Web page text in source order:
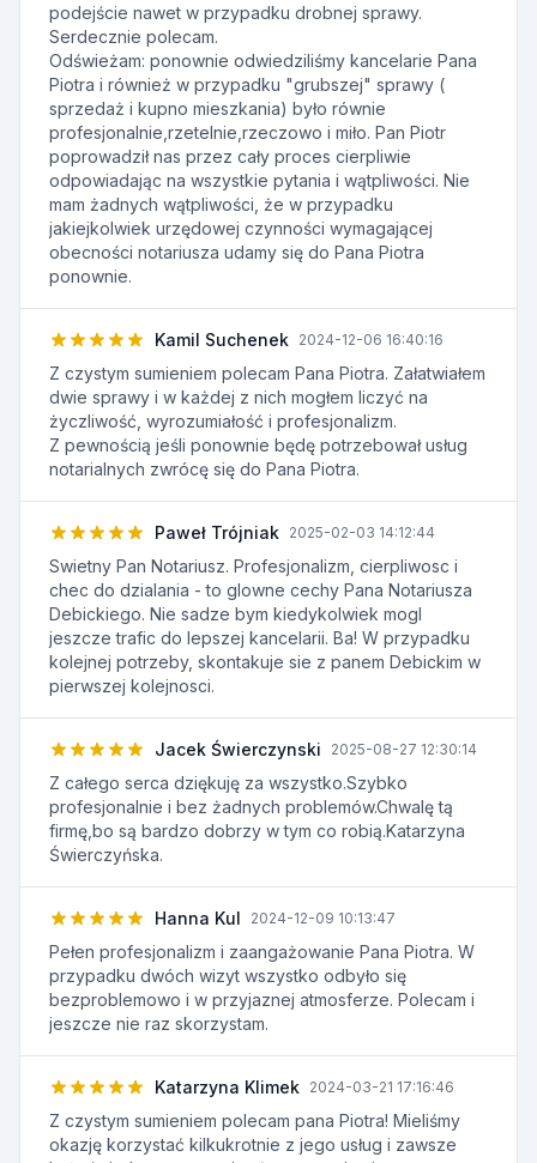
podejście nawet w przypadku drobnej sprawy.
Serdecznie polecam.
Odświeżam: ponownie odwiedziliśmy kancelarie Pana
Piotra i również w przypadku "grubszej" sprawy (
sprzedaż i kupno mieszkania) było równie
profesjonalnie,rzetelnie,rzeczowo i miło. Pan Piotr
poprowadził nas przez cały proces cierpliwie
odpowiadając na wszystkie pytania i wątpliwości. Nie
mam żadnych wątpliwości, że w przypadku
jakiejkolwiek urzędowej czynności wymagającej
obecności notariusza udamy się do Pana Piotra
ponownie.
Kamil Suchenek 2024-12-06 16:40:16
Z czystym sumieniem polecam Pana Piotra. Załatwiałem
dwie sprawy i w każdej z nich mogłem liczyć na
życzliwość, wyrozumiałość i profesjonalizm.
Z pewnością jeśli ponownie będę potrzebował usług
notarialnych zwrócę się do Pana Piotra.
Paweł Trójniak 2025-02-03 14:12:44
Swietny Pan Notariusz. Profesjonalizm, cierpliwosc i
chec do dzialania - to glowne cechy Pana Notariusza
Debickiego. Nie sadze bym kiedykolwiek mogl
jeszcze trafic do lepszej kancelarii. Ba! W przypadku
kolejnej potrzeby, skontakuje sie z panem Debickim w
pierwszej kolejnosci.
Jacek Świerczynski 2025-08-27 12:30:14
Z całego serca dziękuję za wszystko.Szybko
profesjonalnie i bez żadnych problemów.Chwalę tą
firmę,bo są bardzo dobrzy w tym co robią.Katarzyna
Świerczyńska.
Hanna Kul 2024-12-09 10:13:47
Pełen profesjonalizm i zaangażowanie Pana Piotra. W
przypadku dwóch wizyt wszystko odbyło się
bezproblemowo i w przyjaznej atmosferze. Polecam i
jeszcze nie raz skorzystam.
Katarzyna Klimek 2024-03-21 17:16:46
Z czystym sumieniem polecam pana Piotra! Mieliśmy
okazję korzystać kilkukrotnie z jego usług i zawsze